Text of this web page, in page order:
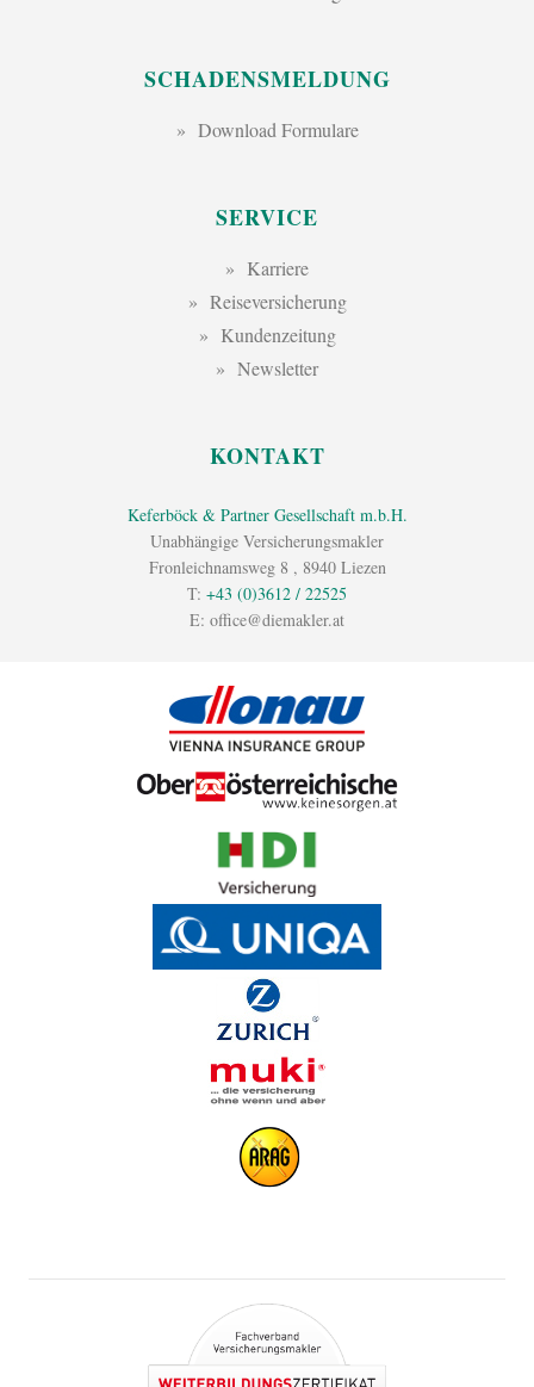
SCHADENSMELDUNG
Download Formulare
SERVICE
Karriere
Reiseversicherung
Kundenzeitung
Newsletter
KONTAKT
Keferböck & Partner Gesellschaft m.b.H.
Unabhängige Versicherungsmakler
Fronleichnamsweg 8 , 8940 Liezen
T: +43 (0)3612 / 22525
E: office@diemakler.at